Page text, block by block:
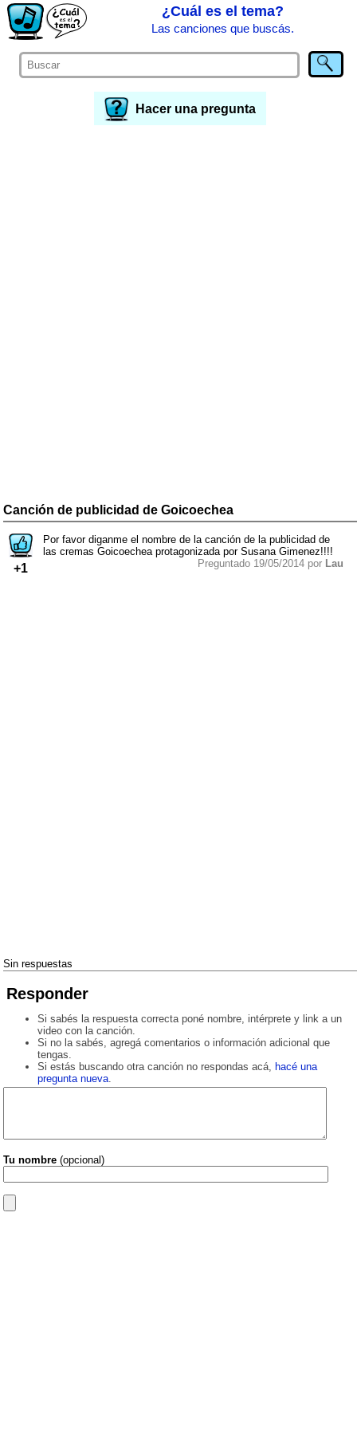
¿Cuál es el tema?
Las canciones que buscás.
Hacer una pregunta
Canción de publicidad de Goicoechea
+1
Por favor diganme el nombre de la canción de la publicidad de
las cremas Goicoechea protagonizada por Susana Gimenez!!!!
Preguntado 19/05/2014 por Lau
Sin respuestas
Responder
Si sabés la respuesta correcta poné nombre, intérprete y link a un
video con la canción.
Si no la sabés, agregá comentarios o información adicional que
tengas.
Si estás buscando otra canción no respondas acá, hacé una
pregunta nueva.
Tu nombre (opcional)